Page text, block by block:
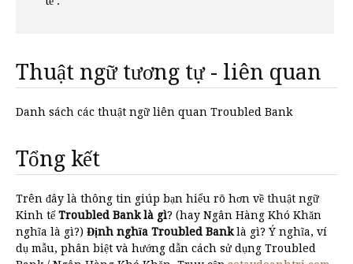
Thuật ngữ tương tự - liên quan
Danh sách các thuật ngữ liên quan Troubled Bank
Tổng kết
Trên đây là thông tin giúp bạn hiểu rõ hơn về thuật ngữ
Kinh tếTroubled Bank là gì? (hay Ngân Hàng Khó Khăn
nghĩa là gì?) Định nghĩa Troubled Banklà gì? Ý nghĩa, ví
dụ mẫu, phân biệt và hướng dẫn cách sử dụng Troubled